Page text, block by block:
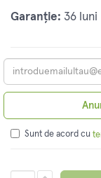
Garanție: 36 luni
Sunt de acord cu